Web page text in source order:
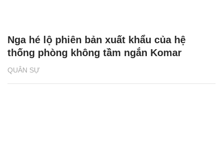
QUÂN SỰ
Nga hé lộ phiên bản xuất khẩu của hệ
thống phòng không tầm ngắn Komar